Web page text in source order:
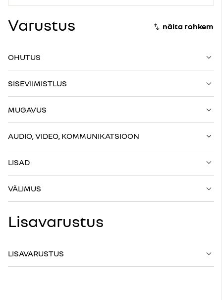
Varustus
OHUTUS
SISEVIIMISTLUS
MUGAVUS
AUDIO, VIDEO, KOMMUNIKATSIOON
LISAD
VÄLIMUS
Lisavarustus
LISAVARUSTUS